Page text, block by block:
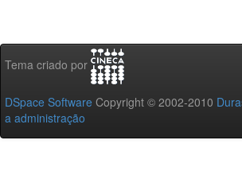
Tema criado por
DSpace Software Copyright © 2002-2010
a administração